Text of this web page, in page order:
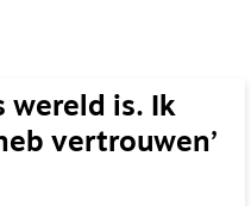
wereld is. Ik
vertrouwen’